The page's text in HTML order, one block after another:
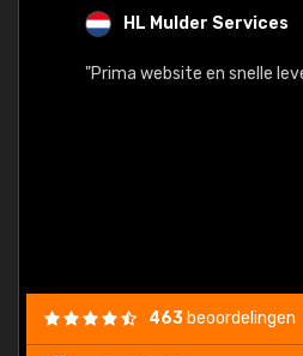
HL Mulder Services
"Prima website en snelle
463 beoordelingen